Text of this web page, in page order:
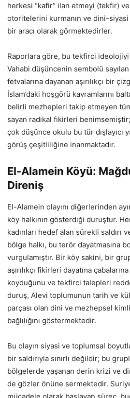
herkesi “kafir” ilan etmeyi (tekfir)
otoritelerini kurmanın ve dini-
bir aracı olarak görmektedirler.
Raporlara göre, bu tekfirci
Vahabi düşüncenin sembolü
fetvalarına dayanan aşırılıkçı bir
İslam’daki hoşgörü kavramlarını
belirli mezhepleri takip etmeyen
sayan radikal fikirleri
çok düşünce okulu bu tür dışlayıcı
görüş çeşitliliğine inanmaktadır.
El-Alamein Köyü:
Direniş
El-Alamein olayını diğerlerinden
köy halkının gösterdiği duruştur.
kadınları hedef alan sürekli saldırı
bölge halkı, bu terör dayatmasına
vurgulamıştır. Bir köy sakini, bir
aşırılıkçı fikirleri dayatma
koyduğunu ve tekfirci talepleri
duruş, Alevi toplumunun tarih ve
parçası olan dini ve mezhepsel
bağlılığını göstermektedir.
Bu olayın siyasi ve toplumsal
bir saldırıyla sınırlı değildir; bu
bölgelerde yaşanan derin krizi ve
de gözler önüne sermektedir.